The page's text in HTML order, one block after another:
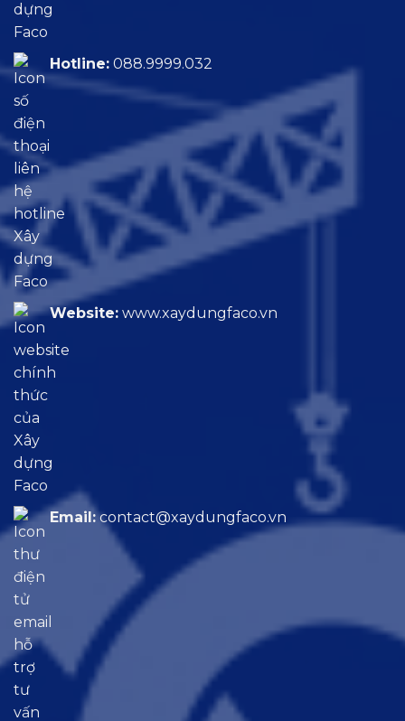
Hotline: 088.9999.032
Website: www.xaydungfaco.vn
Email: contact@xaydungfaco.vn